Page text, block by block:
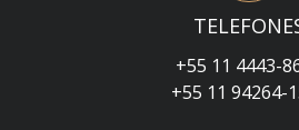
+55 11 4443-
+55 11 94264-